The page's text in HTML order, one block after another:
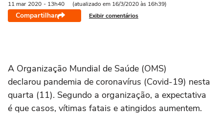
11 mar 2020 - 13h40 (atualizado em 16/3/2020 às 16h39)
Compartilhar Exibir comentários
A Organização Mundial de Saúde (OMS)
declarou pandemia de coronavírus (Covid-19) nesta
quarta (11). Segundo a organização, a expectativa
é que casos, vítimas fatais e atingidos aumentem.